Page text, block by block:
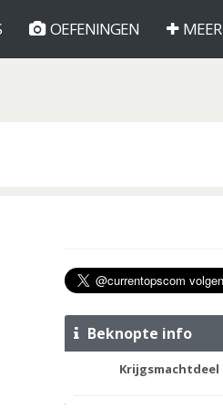
OEFENINGEN MEER
Beknopte info
Krijgsmachtdeel